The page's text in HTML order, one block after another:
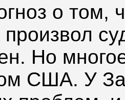
о том,
произвол
Но
США. У